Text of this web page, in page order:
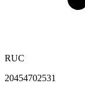
RUC
20454702531